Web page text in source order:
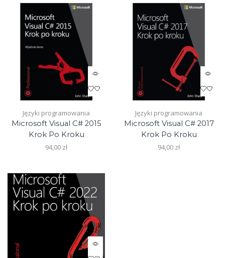
page
Języki programowania
Microsoft Visual C# 2015
Krok Po Kroku
94,00 zł
Języki programowania
Microsoft Visual C# 2017
Krok Po Kroku
94,00 zł